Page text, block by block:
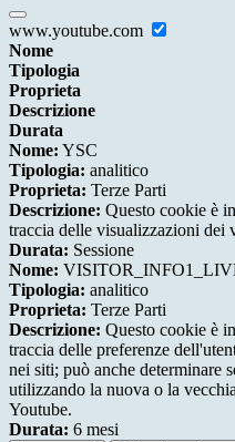
www.youtube.com
Nome
Tipologia
Proprieta
Descrizione
Durata
Nome: YSC
Tipologia: analitico
Proprieta: Terze Parti
Descrizione: Questo cookie è
traccia delle visualizzazioni dei
Durata: Sessione
Nome:
Tipologia: analitico
Proprieta: Terze Parti
Descrizione: Questo cookie è
traccia delle preferenze
nei siti; può anche determinare
utilizzando la nuova o la
Youtube.
Durata: 6 mesi